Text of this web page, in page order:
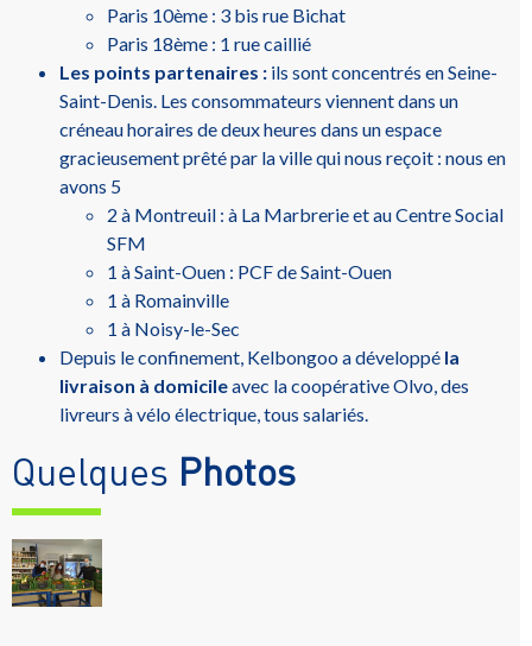
Paris 10ème : 3 bis rue Bichat
Paris 18ème : 1 rue caillié
Les points partenaires : ils sont concentrés en Seine-
Saint-Denis. Les consommateurs viennent dans un
créneau horaires de deux heures dans un espace
gracieusement prêté par la ville qui nous reçoit : nous en
avons 5
2 à Montreuil : à La Marbrerie et au Centre Social
SFM
1 à Saint-Ouen : PCF de Saint-Ouen
1 à Romainville
1 à Noisy-le-Sec
Depuis le confinement, Kelbongoo a développé la
livraison à domicileavec la coopérative Olvo, des
livreurs à vélo électrique, tous salariés.
Quelques Photos